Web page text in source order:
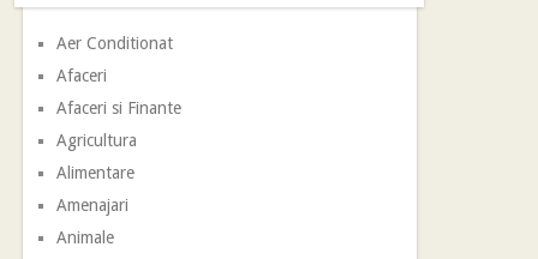
Aer Conditionat
Afaceri
Afaceri si Finante
Agricultura
Alimentare
Amenajari
Animale